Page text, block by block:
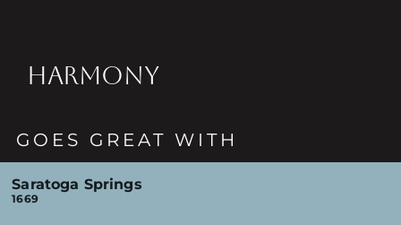
HARMONY
GOES GREAT WITH
Saratoga Springs
1669